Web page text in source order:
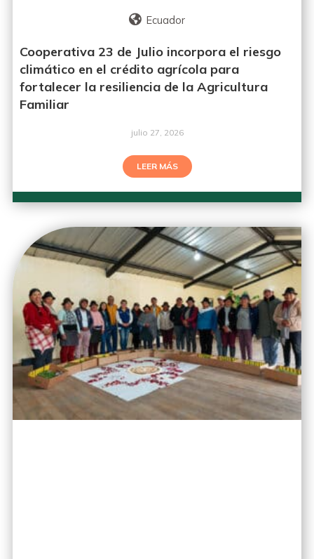
Ecuador
Cooperativa 23 de Julio incorpora el riesgo
climático en el crédito agrícola para
fortalecer la resiliencia de la Agricultura
Familiar
julio 27, 2026
LEER MÁS